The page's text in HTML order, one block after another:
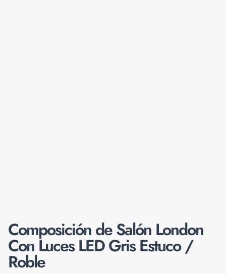
Composición de Salón London
Con Luces LED Gris Estuco /
Roble